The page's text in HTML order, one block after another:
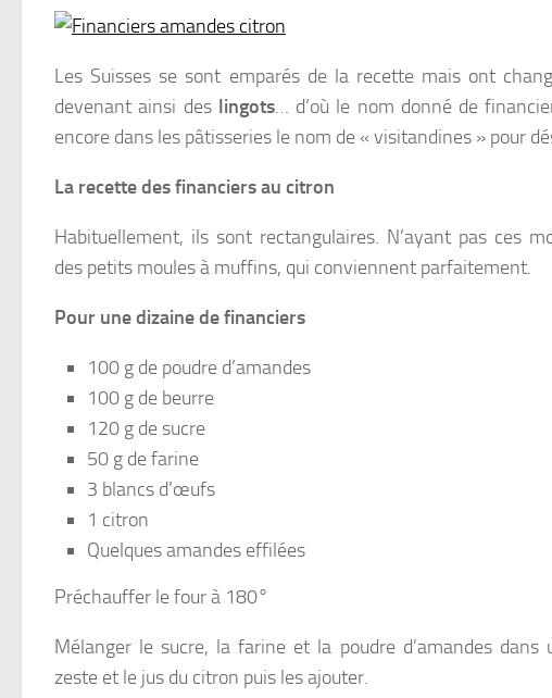
Les Suisses se sont emparés de la recette mais ont
devenant ainsi des lingots… d’où le nom donné de
encore dans les pâtisseries le nom de « visitandines » pour
La recette des financiers au citron
Habituellement, ils sont rectangulaires. N’ayant pas ces
des petits moules à muffins, qui conviennent parfaitement.
Pour une dizaine de financiers
100 g de poudre d’amandes
100 g de beurre
120 g de sucre
50 g de farine
3 blancs d’œufs
1 citron
Quelques amandes effilées
Préchauffer le four à 180°
Mélanger le sucre, la farine et la poudre d’amandes dans
zeste et le jus du citron puis les ajouter.